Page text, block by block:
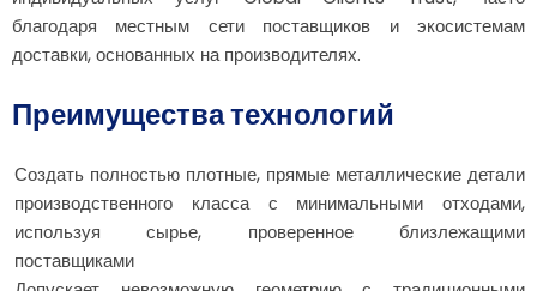
благодаря местным сети поставщиков и экосистемам
доставки, основанных на производителях.
Преимущества технологий
Создать полностью плотные, прямые металлические детали
производственного класса с минимальными отходами,
используя сырье, проверенное близлежащими
поставщиками